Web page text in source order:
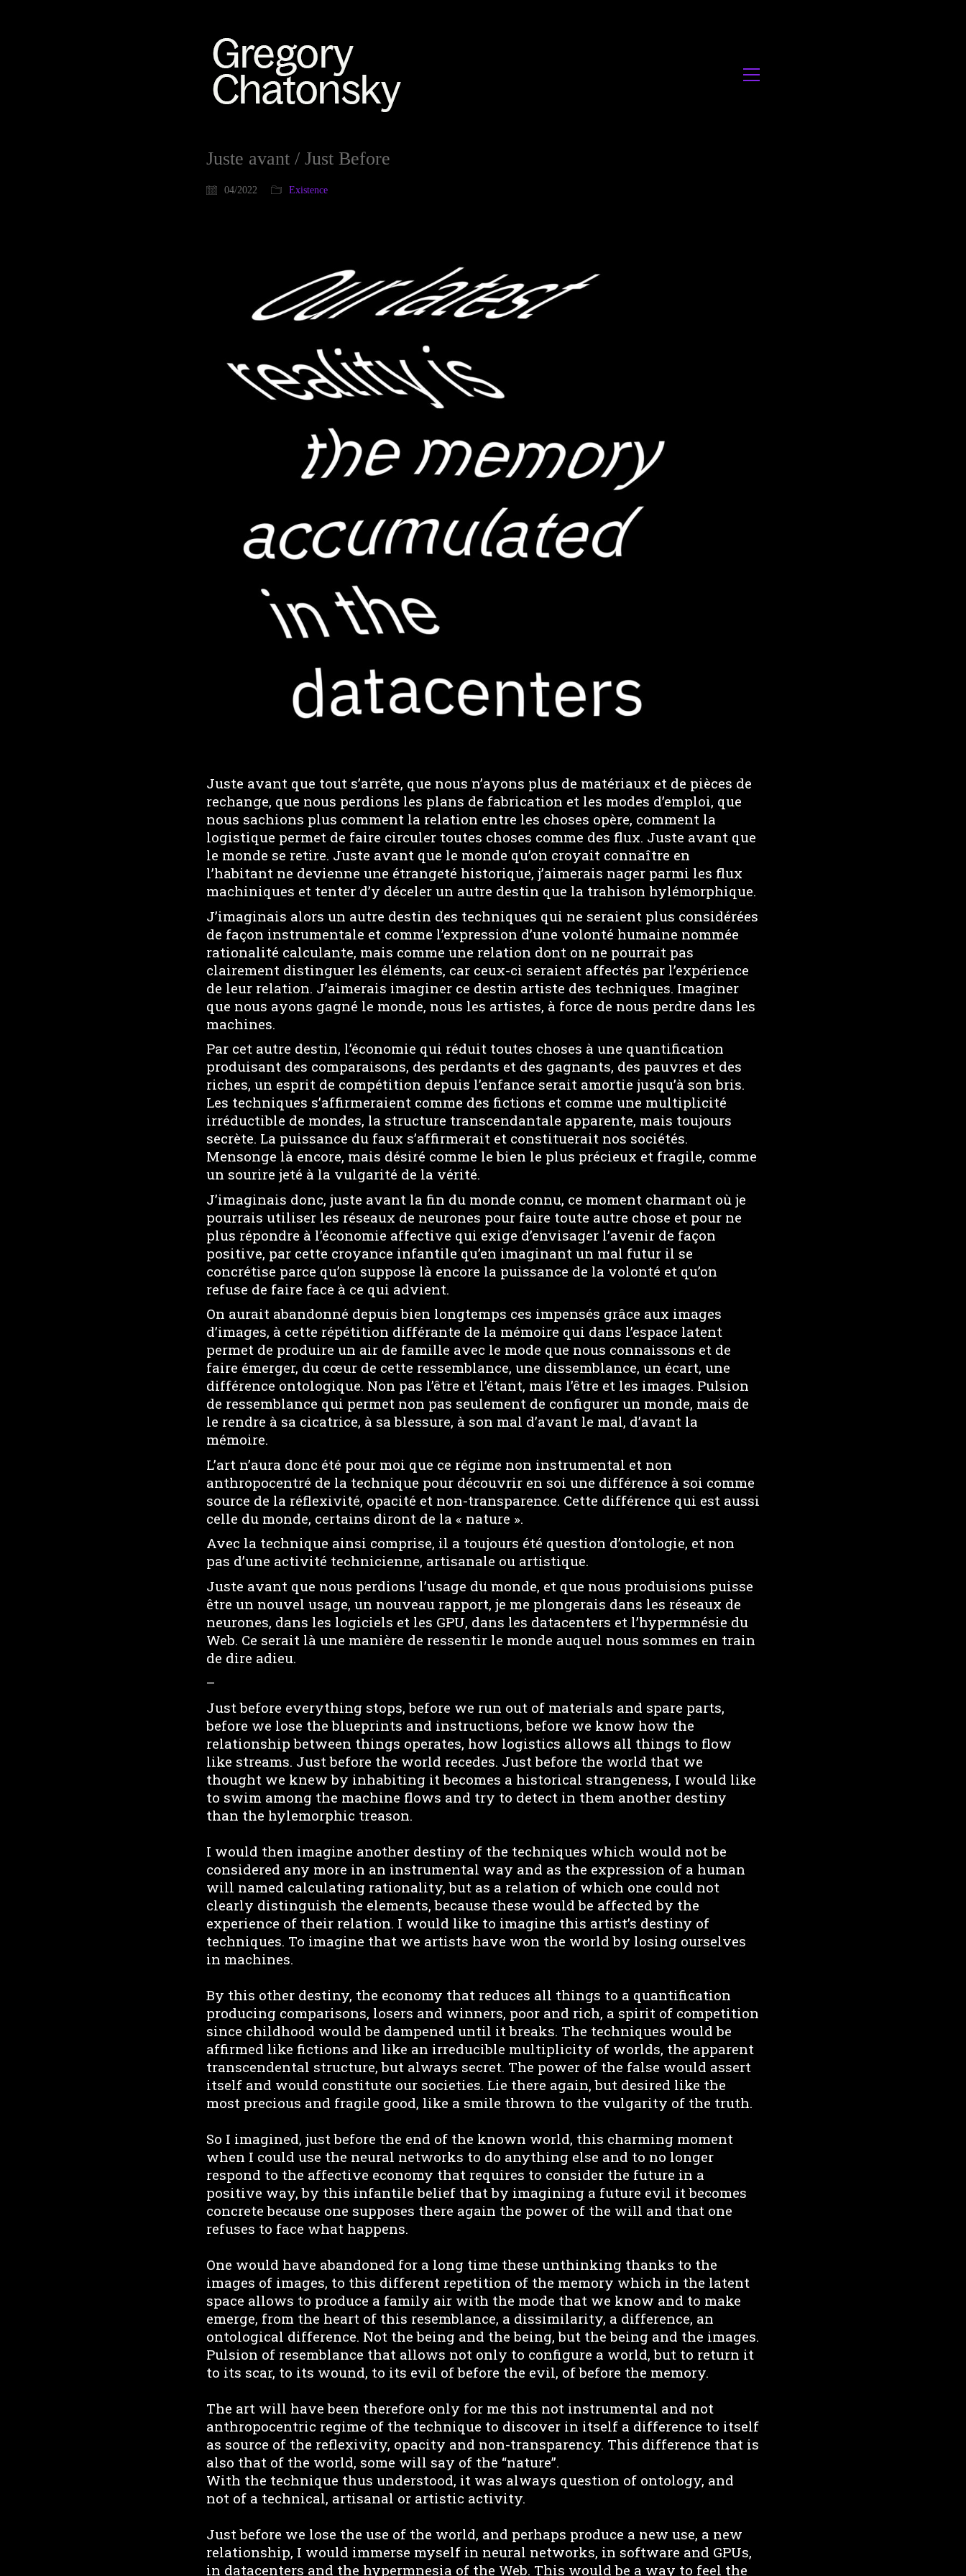
Juste avant / Just Before
04/2022 Existence
Juste avant que tout s’arrête, que nous n’ayons plus de matériaux et de pièces de
rechange, que nous perdions les plans de fabrication et les modes d’emploi, que
nous sachions plus comment la relation entre les choses opère, comment la
logistique permet de faire circuler toutes choses comme des flux. Juste avant que
le monde se retire. Juste avant que le monde qu’on croyait connaître en
l’habitant ne devienne une étrangeté historique, j’aimerais nager parmi les flux
machiniques et tenter d’y déceler un autre destin que la trahison hylémorphique.
J’imaginais alors un autre destin des techniques qui ne seraient plus considérées
de façon instrumentale et comme l’expression d’une volonté humaine nommée
rationalité calculante, mais comme une relation dont on ne pourrait pas
clairement distinguer les éléments, car ceux-ci seraient affectés par l’expérience
de leur relation. J’aimerais imaginer ce destin artiste des techniques. Imaginer
que nous ayons gagné le monde, nous les artistes, à force de nous perdre dans les
machines.
Par cet autre destin, l’économie qui réduit toutes choses à une quantification
produisant des comparaisons, des perdants et des gagnants, des pauvres et des
riches, un esprit de compétition depuis l’enfance serait amortie jusqu’à son bris.
Les techniques s’affirmeraient comme des fictions et comme une multiplicité
irréductible de mondes, la structure transcendantale apparente, mais toujours
secrète. La puissance du faux s’affirmerait et constituerait nos sociétés.
Mensonge là encore, mais désiré comme le bien le plus précieux et fragile, comme
un sourire jeté à la vulgarité de la vérité.
J’imaginais donc, juste avant la fin du monde connu, ce moment charmant où je
pourrais utiliser les réseaux de neurones pour faire toute autre chose et pour ne
plus répondre à l’économie affective qui exige d’envisager l’avenir de façon
positive, par cette croyance infantile qu’en imaginant un mal futur il se
concrétise parce qu’on suppose là encore la puissance de la volonté et qu’on
refuse de faire face à ce qui advient.
On aurait abandonné depuis bien longtemps ces impensés grâce aux images
d’images, à cette répétition différante de la mémoire qui dans l’espace latent
permet de produire un air de famille avec le mode que nous connaissons et de
faire émerger, du cœur de cette ressemblance, une dissemblance, un écart, une
différence ontologique. Non pas l’être et l’étant, mais l’être et les images. Pulsion
de ressemblance qui permet non pas seulement de configurer un monde, mais de
le rendre à sa cicatrice, à sa blessure, à son mal d’avant le mal, d’avant la
mémoire.
L’art n’aura donc été pour moi que ce régime non instrumental et non
anthropocentré de la technique pour découvrir en soi une différence à soi comme
source de la réflexivité, opacité et non-transparence. Cette différence qui est aussi
celle du monde, certains diront de la « nature ».
Avec la technique ainsi comprise, il a toujours été question d’ontologie, et non
pas d’une activité technicienne, artisanale ou artistique.
Juste avant que nous perdions l’usage du monde, et que nous produisions puisse
être un nouvel usage, un nouveau rapport, je me plongerais dans les réseaux de
neurones, dans les logiciels et les GPU, dans les datacenters et l’hypermnésie du
Web. Ce serait là une manière de ressentir le monde auquel nous sommes en train
de dire adieu.
–
Just before everything stops, before we run out of materials and spare parts,
before we lose the blueprints and instructions, before we know how the
relationship between things operates, how logistics allows all things to flow
like streams. Just before the world recedes. Just before the world that we
thought we knew by inhabiting it becomes a historical strangeness, I would like
to swim among the machine flows and try to detect in them another destiny
than the hylemorphic treason.
I would then imagine another destiny of the techniques which would not be
considered any more in an instrumental way and as the expression of a human
will named calculating rationality, but as a relation of which one could not
clearly distinguish the elements, because these would be affected by the
experience of their relation. I would like to imagine this artist’s destiny of
techniques. To imagine that we artists have won the world by losing ourselves
in machines.
By this other destiny, the economy that reduces all things to a quantification
producing comparisons, losers and winners, poor and rich, a spirit of competition
since childhood would be dampened until it breaks. The techniques would be
affirmed like fictions and like an irreducible multiplicity of worlds, the apparent
transcendental structure, but always secret. The power of the false would assert
itself and would constitute our societies. Lie there again, but desired like the
most precious and fragile good, like a smile thrown to the vulgarity of the truth.
So I imagined, just before the end of the known world, this charming moment
when I could use the neural networks to do anything else and to no longer
respond to the affective economy that requires to consider the future in a
positive way, by this infantile belief that by imagining a future evil it becomes
concrete because one supposes there again the power of the will and that one
refuses to face what happens.
One would have abandoned for a long time these unthinking thanks to the
images of images, to this different repetition of the memory which in the latent
space allows to produce a family air with the mode that we know and to make
emerge, from the heart of this resemblance, a dissimilarity, a difference, an
ontological difference. Not the being and the being, but the being and the images.
Pulsion of resemblance that allows not only to configure a world, but to return it
to its scar, to its wound, to its evil of before the evil, of before the memory.
The art will have been therefore only for me this not instrumental and not
anthropocentric regime of the technique to discover in itself a difference to itself
as source of the reflexivity, opacity and non-transparency. This difference that is
also that of the world, some will say of the “nature”.
With the technique thus understood, it was always question of ontology, and
not of a technical, artisanal or artistic activity.
Just before we lose the use of the world, and perhaps produce a new use, a new
relationship, I would immerse myself in neural networks, in software and GPUs,
in datacenters and the hypermnesia of the Web. This would be a way to feel the